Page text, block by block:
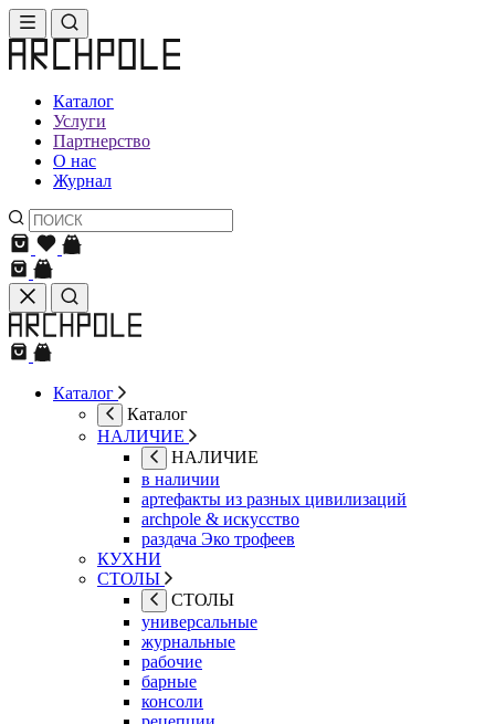
Каталог
Услуги
Партнерство
О нас
Журнал
Каталог
Каталог
НАЛИЧИЕ
НАЛИЧИЕ
в наличии
артефакты из разных цивилизаций
archpole & искусство
раздача Эко трофеев
КУХНИ
СТОЛЫ
СТОЛЫ
универсальные
журнальные
рабочие
барные
консоли